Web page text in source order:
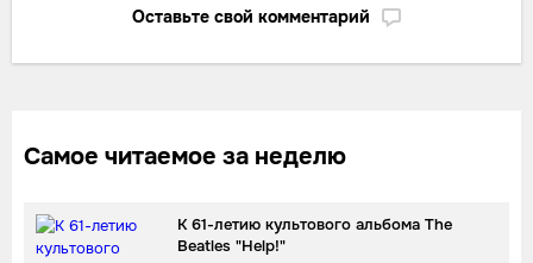
Оставьте свой комментарий
Самое читаемое за неделю
К 61-летию культового альбома The
Beatles "Help!"